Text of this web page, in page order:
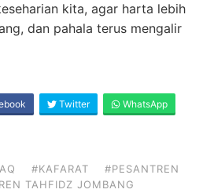
kita, agar harta lebih
dan pahala terus mengalir
Twitter WhatsApp
#KAFARAT
#PESANTREN
TAHFIDZ JOMBANG